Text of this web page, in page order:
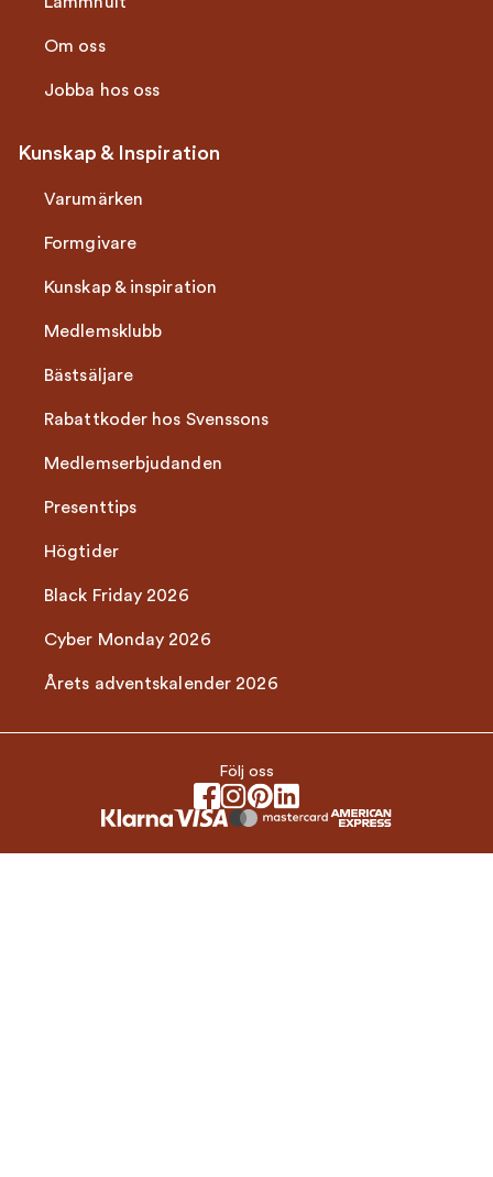
Om oss
Jobba hos oss
Kunskap & Inspiration
Varumärken
Formgivare
Kunskap & inspiration
Medlemsklubb
Bästsäljare
Rabattkoder hos Svenssons
Medlemserbjudanden
Presenttips
Högtider
Black Friday 2026
Cyber Monday 2026
Årets adventskalender 2026
Följ oss